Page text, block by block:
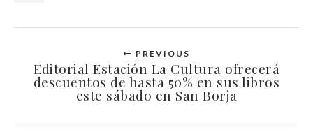
PREVIOUS
Editorial Estación La Cultura ofrecerá
descuentos de hasta 50% en sus libros
este sábado en San Borja